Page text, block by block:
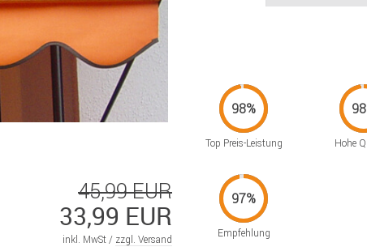
45,99 EUR
33,99 EUR
inkl. MwSt / zzgl. Versand
Top Preis-Leistung Hohe
Empfehlung